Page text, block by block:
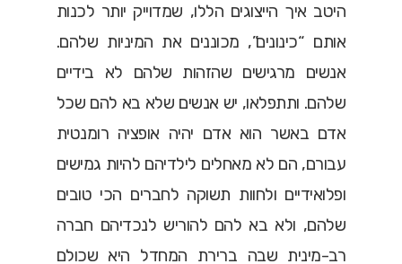
היטב איך הייצוגים הללו, שמדוייק יותר לכנות
אותם “כינונים”, מכוננים את המיניות שלהם.
אנשים מרגישים שהזהות שלהם לא בידיים
שלהם. ותתפלאו, יש אנשים שלא בא להם שכל
אדם באשר הוא אדם יהיה אופציה רומנטית
עבורם, הם לא מאחלים לילדיהם להיות גמישים
ופלואידיים ולחוות תשוקה לחברים הכי טובים
שלהם, ולא בא להם להוריש לנכדיהם חברה
רב-מינית שבה ברירת המחדל היא שכולם